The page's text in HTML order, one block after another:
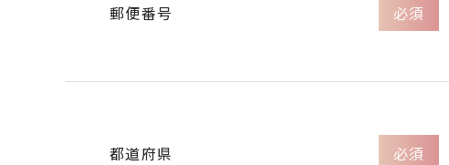
郵便番号 必須
都道府県 必須